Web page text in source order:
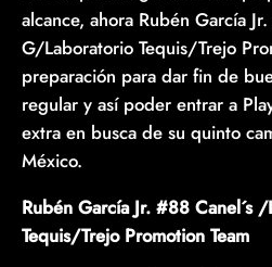
alcance, ahora Rubén García
G/Laboratorio Tequis/Trejo
preparación para dar fin de
regular y así poder entrar a
extra en busca de su quinto
México.
Rubén García Jr. #88 Canel´s
Tequis/Trejo Promotion Team